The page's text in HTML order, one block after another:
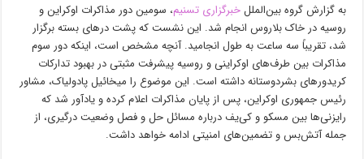
به گزارش گروه بین‌المللخبرگزاری تسنیم، سومین دور مذاکرات اوکراین و
روسیه در خاک بلاروس انجام شد. این نشست که پشت درهای بسته برگزار
شد، تقریباً سه ساعت به طول انجامید. آنچه مشخص است، اینکه دور سوم
مذاکرات بین طرف‌های اوکراینی و روسیه پیشرفت مثبتی در بهبود تدارکات
کریدورهای بشردوستانه داشته است. این موضوع را میخائیل پادولیاک، مشاور
رئیس جمهوری اوکراین، پس از پایان مذاکرات اعلام کرده و یادآور شد که
رایزنی‌ها بین مسکو و کی‌یف درباره مسائل حل و فصل وضعیت درگیری، از
جمله آتش‌بس و تضمین‌های امنیتی ادامه خواهد داشت.